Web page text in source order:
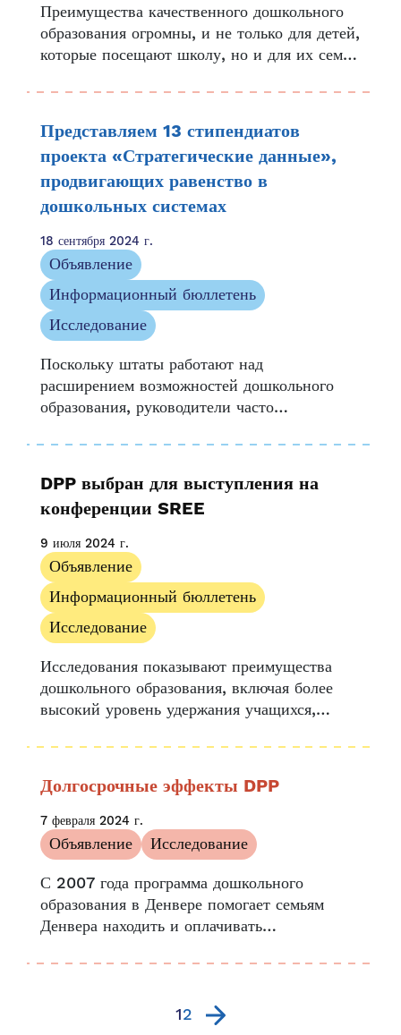
Преимущества качественного дошкольного
образования огромны, и не только для детей,
которые посещают школу, но и для их семей
и изыскания также показывают, что
Представляем 13 стипендиатов
проекта «Стратегические данные»,
продвигающих равенство в
дошкольных системах
18 сентября 2024 г.
Объявление
Информационный бюллетень
Исследование
Поскольку штаты работают над
расширением возможностей дошкольного
образования, руководители часто
того, насколько хорошо текущие системы
в данных. Недавнее исследование Child
Trends...
DPP выбран для выступления на
конференции SREE
9 июля 2024 г.
Объявление
Информационный бюллетень
Исследование
Исследования показывают преимущества
дошкольного образования, включая более
высокий уровень удержания учащихся,
изучении английского языка. Программа
совместно с ключевыми партнерами по
исследованию очень рады быть выбранными
для представления...
Долгосрочные эффекты DPP
7 февраля 2024 г.
Объявление
Исследование
С 2007 года программа дошкольного
образования в Денвере помогает семьям
Денвера находить и оплачивать
Исследования показывают, что наше
более высоких показателей грамотности до
12